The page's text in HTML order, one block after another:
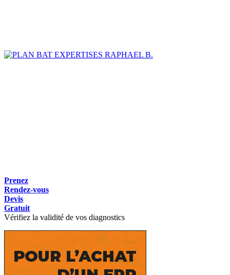
RAPHAEL B.
Prenez
Rendez-vous
Devis
Gratuit
Vérifiez la validité de vos diagnostics